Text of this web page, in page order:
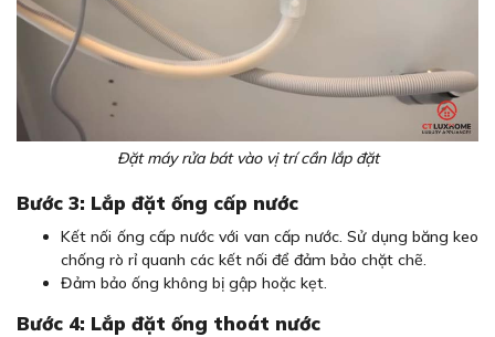
Đặt máy rửa bát vào vị trí cần lắp đặt
Bước 3: Lắp đặt ống cấp nước
Kết nối ống cấp nước với van cấp nước. Sử dụng băng keo
chống rò rỉ quanh các kết nối để đảm bảo chặt chẽ.
Đảm bảo ống không bị gập hoặc kẹt.
Bước 4: Lắp đặt ống thoát nước